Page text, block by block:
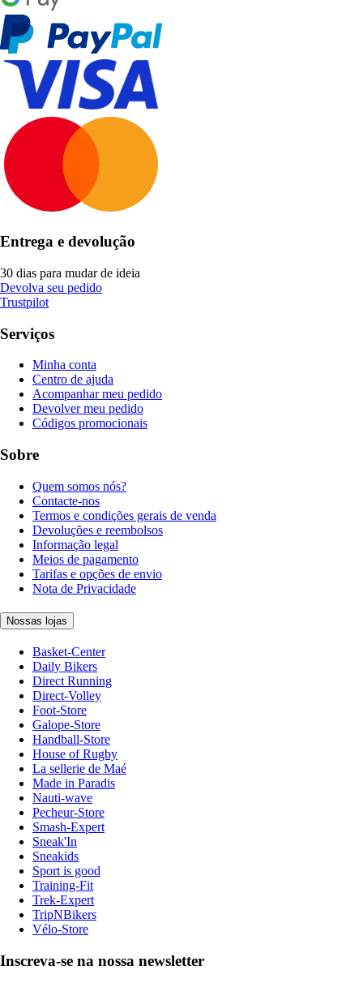
Entrega e devolução
30 dias para mudar de ideia
Devolva seu pedido
Trustpilot
Serviços
Minha conta
Centro de ajuda
Acompanhar meu pedido
Devolver meu pedido
Códigos promocionais
Sobre
Quem somos nós?
Contacte-nos
Termos e condições gerais de venda
Devoluções e reembolsos
Informação legal
Meios de pagamento
Tarifas e opções de envio
Nota de Privacidade
Nossas lojas
Basket-Center
Daily Bikers
Direct Running
Direct-Volley
Foot-Store
Galope-Store
Handball-Store
House of Rugby
La sellerie de Maé
Made in Paradis
Nauti-wave
Pecheur-Store
Smash-Expert
Sneak'In
Sneakids
Sport is good
Training-Fit
Trek-Expert
TripNBikers
Vélo-Store
Inscreva-se na nossa newsletter